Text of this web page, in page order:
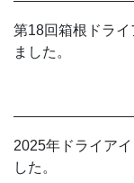
第18回箱根ドラ
ました。
2025年ドライア
した。